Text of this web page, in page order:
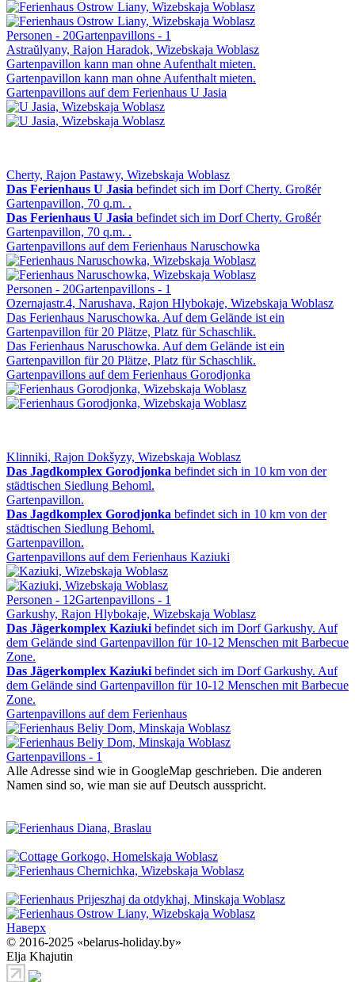
Personen - 20Gartenpavillons - 1
Astraŭlyany, Rajon Haradok, Wizebskaja Woblasz
Gartenpavillon kann man ohne Aufenthalt mieten.
Gartenpavillon kann man ohne Aufenthalt mieten.
Gartenpavillons auf dem Ferienhaus U Jasia
Cherty, Rajon Pastawy, Wizebskaja Woblasz
Das Ferienhaus U Jasia befindet sich im Dorf Cherty. Großér
Gartenpavillon, 70 q.m. .
Das Ferienhaus U Jasia befindet sich im Dorf Cherty. Großér
Gartenpavillon, 70 q.m. .
Gartenpavillons auf dem Ferienhaus Naruschowka
Personen - 20Gartenpavillons - 1
Ozernajastr.4, Narushava, Rajon Hlybokaje, Wizebskaja Woblasz
Das Ferienhaus Naruschowka. Auf dem Gelände ist ein
Gartenpavillon für 20 Plätze, Platz für Schaschlik.
Das Ferienhaus Naruschowka. Auf dem Gelände ist ein
Gartenpavillon für 20 Plätze, Platz für Schaschlik.
Gartenpavillons auf dem Ferienhaus Gorodjonka
Klinniki, Rajon Dokšyzy, Wizebskaja Woblasz
Das Jagdkomplex Gorodjonka befindet sich in 10 km von der
städtischen Siedlung Behoml.
Gartenpavillon.
Das Jagdkomplex Gorodjonka befindet sich in 10 km von der
städtischen Siedlung Behoml.
Gartenpavillon.
Gartenpavillons auf dem Ferienhaus Kaziuki
Personen - 12Gartenpavillons - 1
Garkushy, Rajon Hlybokaje, Wizebskaja Woblasz
Das Jägerkomplex Kaziuki befindet sich im Dorf Garkushy. Auf
dem Gelände sind Gartenpavillon für 10-12 Menschen mit Barbecue
Zone.
Das Jägerkomplex Kaziuki befindet sich im Dorf Garkushy. Auf
dem Gelände sind Gartenpavillon für 10-12 Menschen mit Barbecue
Zone.
Gartenpavillons auf dem Ferienhaus
Gartenpavillons - 1
Alle Adresse sind wie in GoogleMap geschrieben. Die anderen
Namen sind so, wie man sie auf Deutsch ausspricht.
Наверх
© 2016-2025 «belarus-holiday.by»
Elja Khajutin